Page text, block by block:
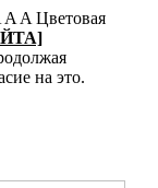
A A Цветовая
на это.